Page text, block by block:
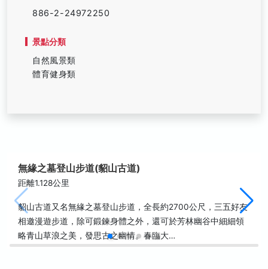
886-2-24972250
景點分類
自然風景類
體育健身類
無緣之墓登山步道(貂山古道)
距離1.128公里
貂山古道又名無緣之墓登山步道，全長約2700公尺，三五好友
相邀漫遊步道，除可鍛鍊身體之外，還可於芳林幽谷中細細領
略青山草浪之美，發思古之幽情。春臨大…